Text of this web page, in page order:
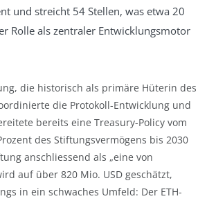
und streicht 54 Stellen, was etwa 20
Rolle als zentraler Entwicklungsmotor
die historisch als primäre Hüterin des
die Protokoll-Entwicklung und
bereits eine Treasury-Policy vom
des Stiftungsvermögens bis 2030
anschliessend als „eine von
auf über 820 Mio. USD geschätzt,
in ein schwaches Umfeld: Der ETH-